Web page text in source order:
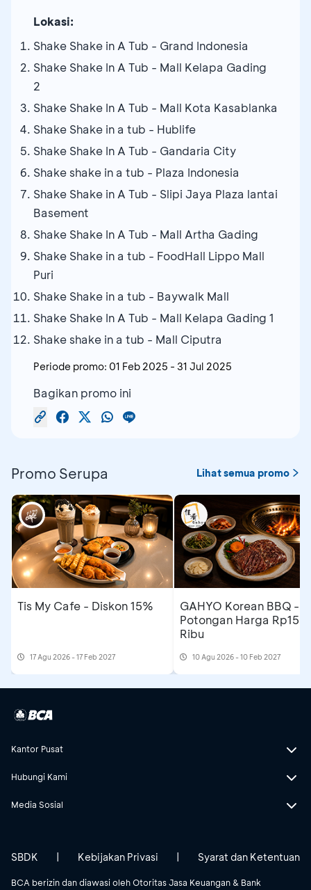
Lokasi:
Shake Shake in A Tub - Grand Indonesia
Shake Shake In A Tub - Mall Kelapa Gading
2
Shake Shake In A Tub - Mall Kota Kasablanka
Shake Shake in a tub - Hublife
Shake Shake In A Tub - Gandaria City
Shake shake in a tub - Plaza Indonesia
Shake Shake in A Tub - Slipi Jaya Plaza lantai
Basement
Shake Shake In A Tub - Mall Artha Gading
Shake Shake in a tub - FoodHall Lippo Mall
Puri
Shake Shake in a tub - Baywalk Mall
Shake Shake In A Tub - Mall Kelapa Gading 1
Shake shake in a tub - Mall Ciputra
Periode promo: 01 Feb 2025 - 31 Jul 2025
Bagikan promo ini
Promo Serupa Lihat semua promo
Tis My Cafe - Diskon 15%
17 Agu 2026 - 17 Feb 2027
GAHYO Korean BBQ -
Potongan Harga Rp150
Ribu
10 Agu 2026 - 10 Feb 2027
Kantor Pusat
Hubungi Kami
Media Sosial
BCA berizin dan diawasi oleh Otoritas Jasa Keuangan & Bank
SBDK Kebijakan Privasi Syarat dan Ketentuan